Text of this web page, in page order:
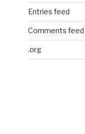
Entries feed
Comments feed
.org